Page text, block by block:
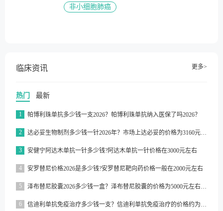
非小细胞肺癌
临床资讯 更多>
热门 最新
1 帕博利珠单抗多少钱一支2026？帕博利珠单抗纳入医保了吗2026？
2 达必妥生物制剂多少钱一针2026年？市场上达必妥的价格为3160元/支左右
3 安健宁阿达木单抗一针多少钱?阿达木单抗一针价格在3000元左右
4 安罗替尼价格2026是多少钱?安罗替尼靶向药价格一般在2000元左右
5 泽布替尼胶囊2026多少钱一盒？泽布替尼胶囊的价格为5000元左右一盒
6 信迪利单抗免疫治疗多少钱一支？信迪利单抗免疫治疗的价格约为2843元一支